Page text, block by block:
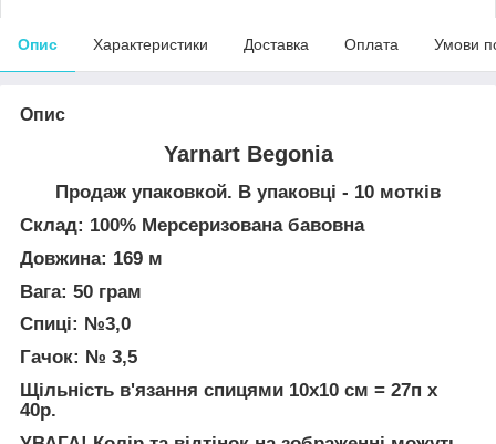
Опис Характеристики Доставка Оплата Умови
Опис
Yarnart Begonia
Продаж упаковкой. В упаковці - 10 мотків
Склад: 100% Мерсеризована бавовна
Довжина: 169 м
Вага: 50 грам
Спиці: №3,0
Гачок: № 3,5
Щільність в'язання спицями 10х10 см = 27п х
40р.